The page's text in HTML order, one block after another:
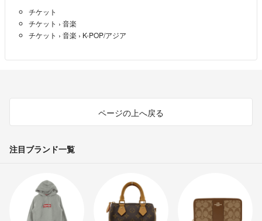
チケット
チケット › 音楽
チケット › 音楽 › K-POP/アジア
ページの上へ戻る
注目ブランド一覧